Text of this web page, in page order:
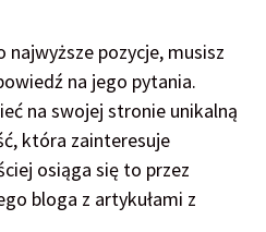
najwyższe pozycje, musisz
na jego pytania.
na swojej stronie unikalną
która zainteresuje
osiąga się to przez
bloga z artykułami z